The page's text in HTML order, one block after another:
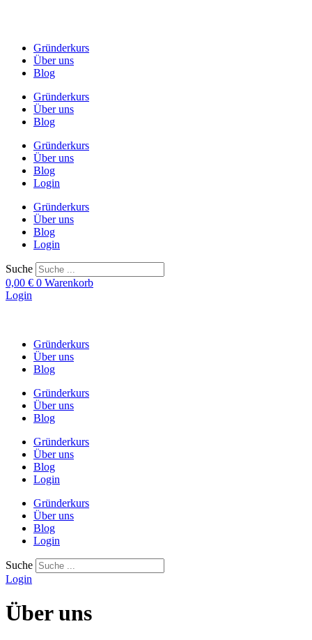
Gründerkurs
Über uns
Blog
Gründerkurs
Über uns
Blog
Gründerkurs
Über uns
Blog
Login
Gründerkurs
Über uns
Blog
Login
Suche
0,00 € 0 Warenkorb
Login
Gründerkurs
Über uns
Blog
Gründerkurs
Über uns
Blog
Gründerkurs
Über uns
Blog
Login
Gründerkurs
Über uns
Blog
Login
Suche
Login
Über uns